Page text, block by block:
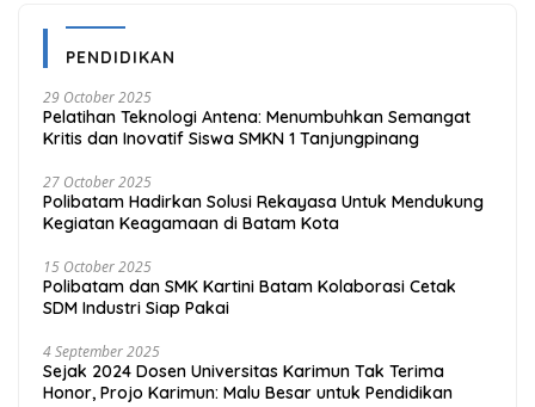
PENDIDIKAN
29 October 2025
Pelatihan Teknologi Antena: Menumbuhkan Semangat
Kritis dan Inovatif Siswa SMKN 1 Tanjungpinang
27 October 2025
Polibatam Hadirkan Solusi Rekayasa Untuk Mendukung
Kegiatan Keagamaan di Batam Kota
15 October 2025
Polibatam dan SMK Kartini Batam Kolaborasi Cetak
SDM Industri Siap Pakai
4 September 2025
Sejak 2024 Dosen Universitas Karimun Tak Terima
Honor, Projo Karimun: Malu Besar untuk Pendidikan